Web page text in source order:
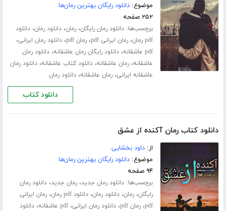
موضوع:دانلود رایگان بهترین رمان‌ها
۲۵۲ صفحه
برچسب‌ها:دانلود رمان رایگان،رمان،دانلود رمان،دانلود
pdf رمان
،رمان ایرانی pdf ،رمان pdf ،دانلود رمان ایرانی،
pdf عاشقانه ،دانلود رایگان رمان عاشقانه،دانلود رمان
عاشقانه،رمان عاشقانه،دانلود کتاب عاشقانه،دانلود رمان
عاشقانه ایرانی،رمان عاشقانه،دانلود رمان
دانلود کتاب
دانلود کتاب رمان آکنده از عشق
از:داود بخشایی
موضوع:دانلود رایگان بهترین رمان‌ها
۹۴ صفحه
برچسب‌ها:دانلود رمان جدید،رمان جدید،دانلود رمان
رایگان،رمان،دانلود رمان،دانلود pdf رمان ،رمان ایرانی
pdf،رمان pdf ،دانلود رمان ایرانی،pdf عاشقانه ،دانلود